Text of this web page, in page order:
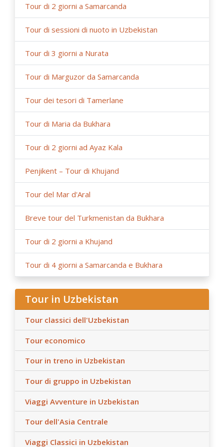
Tour di 2 giorni a Samarcanda
Tour di sessioni di nuoto in Uzbekistan
Tour di 3 giorni a Nurata
Tour di Marguzor da Samarcanda
Tour dei tesori di Tamerlane
Tour di Maria da Bukhara
Tour di 2 giorni ad Ayaz Kala
Penjikent – Tour di Khujand
Tour del Mar d'Aral
Breve tour del Turkmenistan da Bukhara
Tour di 2 giorni a Khujand
Tour di 4 giorni a Samarcanda e Bukhara
Tour in Uzbekistan
Tour classici dell'Uzbekistan
Tour economico
Tour in treno in Uzbekistan
Tour di gruppo in Uzbekistan
Viaggi Avventure in Uzbekistan
Tour dell'Asia Centrale
Viaggi Classici in Uzbekistan